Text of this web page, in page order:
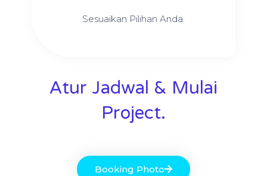
Sesuaikan Pilihan Anda.
Atur Jadwal & Mulai
Project.
Booking Photo